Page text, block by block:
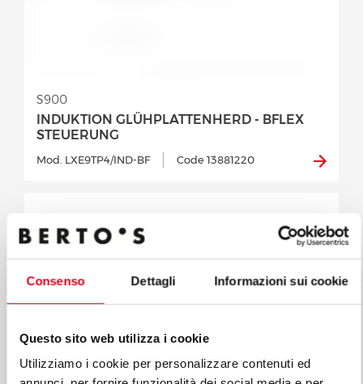
Consenso Dettagli Informazioni sui cookie
Questo sito web utilizza i cookie
Utilizziamo i cookie per personalizzare contenuti ed
INDUKTION GLÜHPLATTENHERD - BFLEX
STEUERUNG
S900
Mod. LXE9TP4/IND-BF Code 13881220